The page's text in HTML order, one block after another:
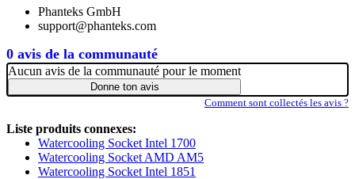
0 avis de la communauté
Phanteks GmbH
support@phanteks.com
Aucun avis de la communauté pour le moment
Donne ton avis
Comment sont collectés les avis ?
Liste produits connexes:
Watercooling Socket Intel 1700
Watercooling Socket AMD AM5
Watercooling Socket Intel 1851